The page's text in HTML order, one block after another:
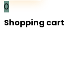
0
Shopping cart